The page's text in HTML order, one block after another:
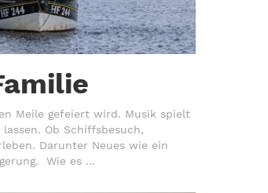
Meile gefeiert wird. Musik spielt
Ob Schiffsbesuch,
Darunter Neues wie ein
Wie es ...